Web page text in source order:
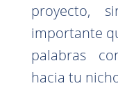
proyecto,
importante
palabras
hacia tu